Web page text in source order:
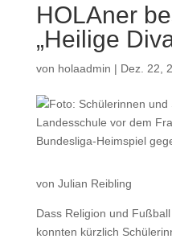
HOLAner
„Heilige
von holaadmin | Dez. 22,
von Julian Reibling
Dass Religion und
konnten kürzlich